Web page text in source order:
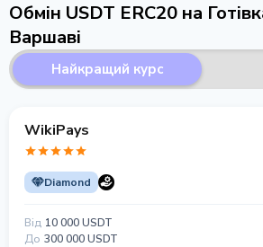
Обмін USDT ERC20 на
Варшаві
Найкращий курс
WikiPays
Diamond
Від 10 000 USDT
До 300 000 USDT